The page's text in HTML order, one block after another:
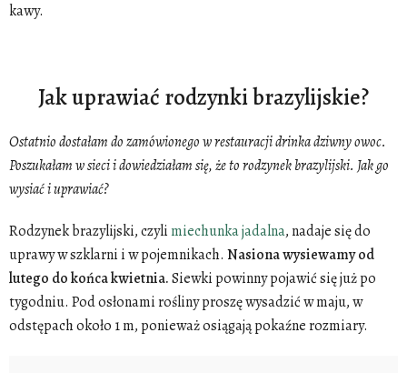
kawy.
Jak uprawiać rodzynki brazylijskie?
Ostatnio dostałam do zamówionego w restauracji drinka dziwny owoc.
Poszukałam w sieci i dowiedziałam się, że to rodzynek brazylijski. Jak go
wysiać i uprawiać?
Rodzynek brazylijski, czylimiechunka jadalna, nadaje się do
uprawy w szklarni i w pojemnikach. Nasiona wysiewamy od
lutego do końca kwietnia.Siewki powinny pojawić się już po
tygodniu. Pod osłonami rośliny proszę wysadzić w maju, w
odstępach około 1 m, ponieważ osiągają pokaźne rozmiary.